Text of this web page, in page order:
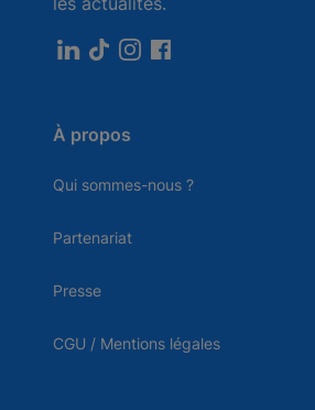
À propos
Qui sommes-nous ?
Partenariat
Presse
CGU / Mentions légales